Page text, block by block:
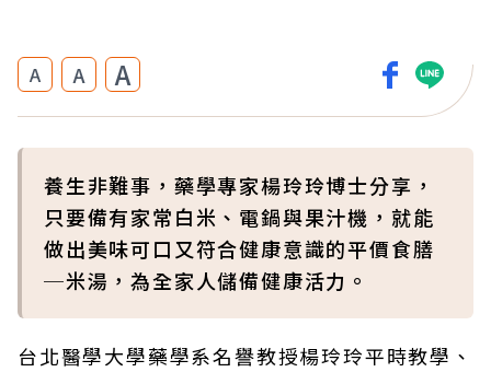
A A A
養生非難事，藥學專家楊玲玲博士分享，
只要備有家常白米、電鍋與果汁機，就能
做出美味可口又符合健康意識的平價食膳
─米湯，為全家人儲備健康活力。
台北醫學大學藥學系名譽教授楊玲玲平時教學、